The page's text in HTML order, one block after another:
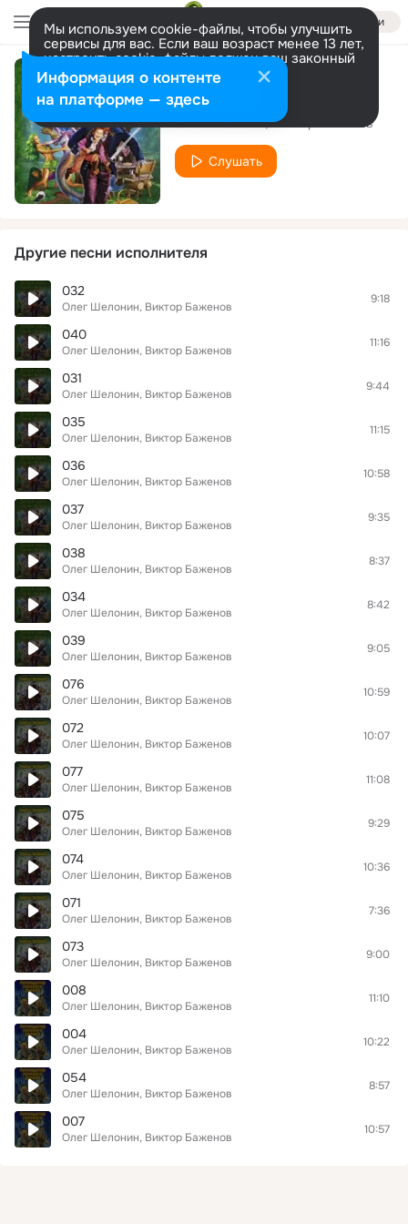
Войти
Мы используем cookie-файлы, чтобы улучшить
сервисы для вас. Если ваш возраст менее 13 лет,
настроить cookie-файлы должен ваш законный
представитель. Больше информации
Разрешить все Настроить
033
Олег Шелонин, Виктор Баженов
Слушать
Другие песни исполнителя
032
Олег Шелонин, Виктор Баженов
9:18
040
Олег Шелонин, Виктор Баженов
11:16
031
Олег Шелонин, Виктор Баженов
9:44
035
Олег Шелонин, Виктор Баженов
11:15
036
Олег Шелонин, Виктор Баженов
10:58
037
Олег Шелонин, Виктор Баженов
9:35
038
Олег Шелонин, Виктор Баженов
8:37
034
Олег Шелонин, Виктор Баженов
8:42
039
Олег Шелонин, Виктор Баженов
9:05
076
Олег Шелонин, Виктор Баженов
10:59
072
Олег Шелонин, Виктор Баженов
10:07
077
Олег Шелонин, Виктор Баженов
11:08
075
Олег Шелонин, Виктор Баженов
9:29
074
Олег Шелонин, Виктор Баженов
10:36
071
Олег Шелонин, Виктор Баженов
7:36
073
Олег Шелонин, Виктор Баженов
9:00
008
Олег Шелонин, Виктор Баженов
11:10
004
Олег Шелонин, Виктор Баженов
10:22
054
Олег Шелонин, Виктор Баженов
8:57
007
Олег Шелонин, Виктор Баженов
10:57
Информация о контенте
на платформе — здесь